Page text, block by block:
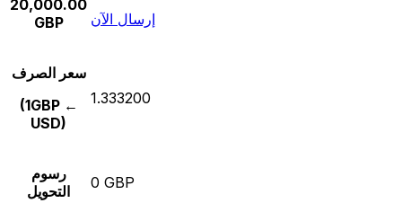
20,000.00
GBP
إرسال الآن
سعر الصرف
(1GBP ←
USD)
1.333200
رسوم
التحويل
0 GBP